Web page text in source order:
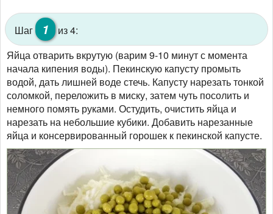
Шаг 1
из 4:
Яйца отварить вкрутую (варим 9-10 минут с момента
начала кипения воды). Пекинскую капусту промыть
водой, дать лишней воде стечь. Капусту нарезать тонкой
соломкой, переложить в миску, затем чуть посолить и
немного помять руками. Остудить, очистить яйца и
нарезать на небольшие кубики. Добавить нарезанные
яйца и консервированный горошек к пекинской капусте.